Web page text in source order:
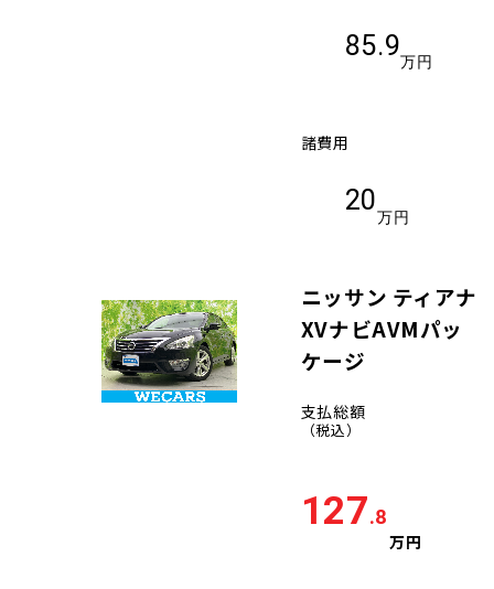
85.9
万円
諸費用
20
万円
ニッサン ティアナ
XVナビAVMパッ
ケージ
支払総額
（税込）
127.8
万円